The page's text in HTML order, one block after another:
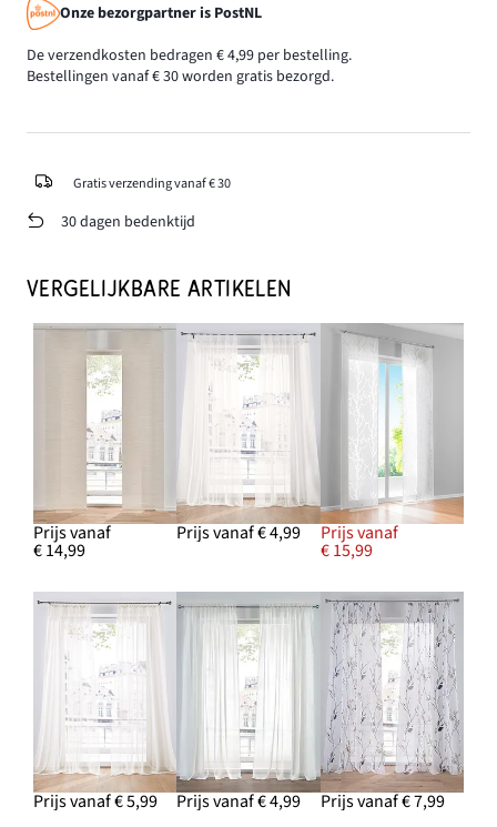
Onze bezorgpartner is PostNL
De verzendkosten bedragen € 4,99 per bestelling.
Bestellingen vanaf € 30 worden gratis bezorgd.
Gratis verzending vanaf € 30
30 dagen bedenktijd
VERGELIJKBARE ARTIKELEN
Prijs vanaf
€ 14,99
Prijs vanaf € 4,99 Prijs vanaf
€ 15,99
Prijs vanaf € 5,99 Prijs vanaf € 4,99 Prijs vanaf € 7,99